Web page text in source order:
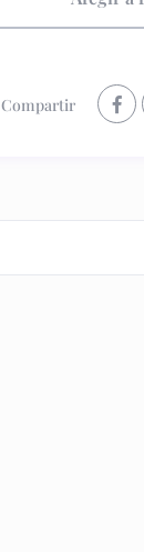
Compartir